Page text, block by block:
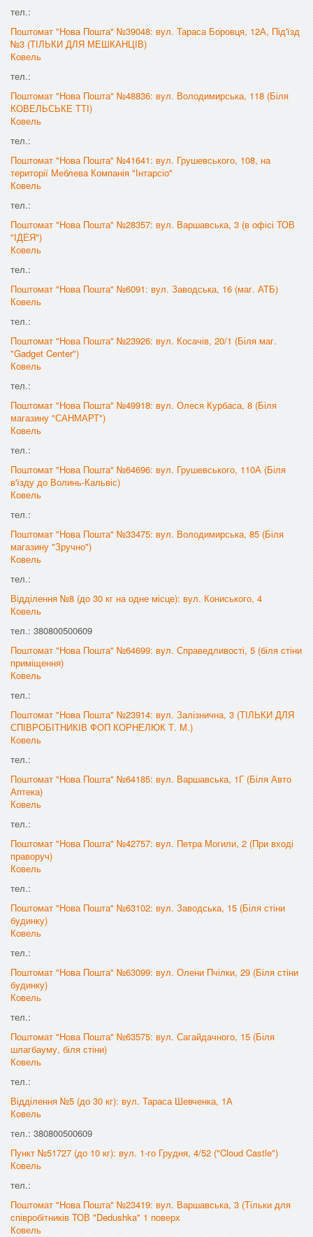
тел.:
Поштомат "Нова Пошта" №39048: вул. Тараса Боровця, 12А, Під'їзд
№3 (ТІЛЬКИ ДЛЯ МЕШКАНЦІВ)
Ковель
тел.:
Поштомат "Нова Пошта" №48836: вул. Володимирська, 118 (Біля
КОВЕЛЬСЬКЕ ТТІ)
Ковель
тел.:
Поштомат "Нова Пошта" №41641: вул. Грушевського, 108, на
території Меблева Компанія "Інтарсіо"
Ковель
тел.:
Поштомат "Нова Пошта" №28357: вул. Варшавська, 3 (в офісі ТОВ
"ІДЕЯ")
Ковель
тел.:
Поштомат "Нова Пошта" №6091: вул. Заводська, 16 (маг. АТБ)
Ковель
тел.:
Поштомат "Нова Пошта" №23926: вул. Косачів, 20/1 (Біля маг.
"Gadget Center")
Ковель
тел.:
Поштомат "Нова Пошта" №49918: вул. Олеся Курбаса, 8 (Біля
магазину "САНМАРТ")
Ковель
тел.:
Поштомат "Нова Пошта" №64696: вул. Грушевського, 110А (Біля
в'їзду до Волинь-Кальвіс)
Ковель
тел.:
Поштомат "Нова Пошта" №33475: вул. Володимирська, 85 (Біля
магазину "Зручно")
Ковель
тел.:
Відділення №8 (до 30 кг на одне місце): вул. Кониського, 4
Ковель
тел.: 380800500609
Поштомат "Нова Пошта" №64699: вул. Справедливості, 5 (біля стіни
приміщення)
Ковель
тел.:
Поштомат "Нова Пошта" №23914: вул. Залізнична, 3 (ТІЛЬКИ ДЛЯ
СПІВРОБІТНИКІВ ФОП КОРНЕЛЮК Т. М.)
Ковель
тел.:
Поштомат "Нова Пошта" №64185: вул. Варшавська, 1Г (Біля Авто
Аптека)
Ковель
тел.:
Поштомат "Нова Пошта" №42757: вул. Петра Могили, 2 (При вході
праворуч)
Ковель
тел.:
Поштомат "Нова Пошта" №63102: вул. Заводська, 15 (Біля стіни
будинку)
Ковель
тел.:
Поштомат "Нова Пошта" №63099: вул. Олени Пчілки, 29 (Біля стіни
будинку)
Ковель
тел.:
Поштомат "Нова Пошта" №63575: вул. Сагайдачного, 15 (Біля
шлагбауму, біля стіни)
Ковель
тел.:
Відділення №5 (до 30 кг): вул. Тараса Шевченка, 1А
Ковель
тел.: 380800500609
Пункт №51727 (до 10 кг): вул. 1-го Грудня, 4/52 ("Cloud Castle")
Ковель
тел.:
Поштомат "Нова Пошта" №23419: вул. Варшавська, 3 (Тільки для
співробітників ТОВ "Dedushka" 1 поверх
Ковель